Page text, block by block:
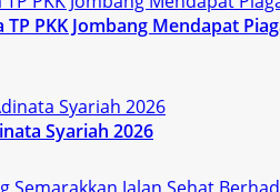
PKK Jombang Mendapat
Syariah 2026